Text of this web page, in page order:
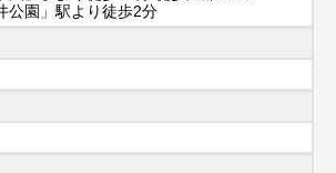
公園」駅より徒歩2分